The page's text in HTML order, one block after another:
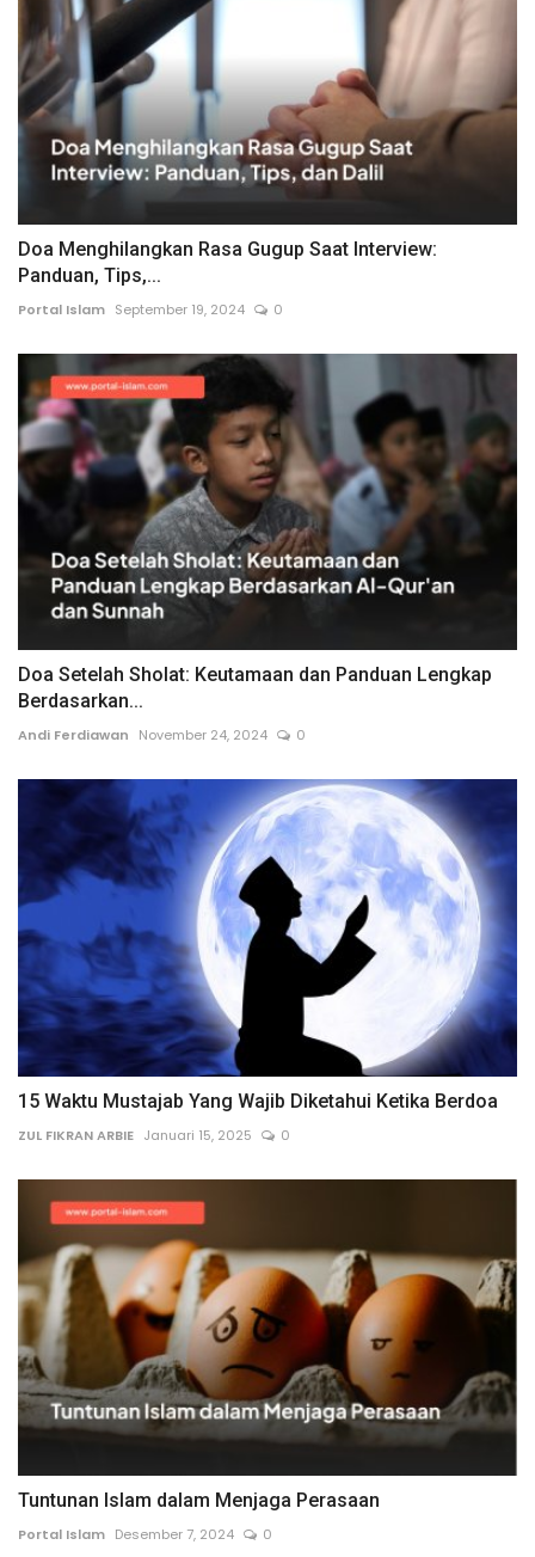
Doa Menghilangkan Rasa Gugup Saat Interview:
Panduan, Tips,...
Portal Islam September 19, 2024 0
Doa Setelah Sholat: Keutamaan dan Panduan Lengkap
Berdasarkan...
Andi Ferdiawan November 24, 2024 0
15 Waktu Mustajab Yang Wajib Diketahui Ketika Berdoa
ZUL FIKRAN ARBIE Januari 15, 2025 0
Tuntunan Islam dalam Menjaga Perasaan
Portal Islam Desember 7, 2024 0